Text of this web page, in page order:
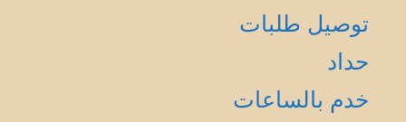
توصيل طلبات
حداد
خدم بالساعات